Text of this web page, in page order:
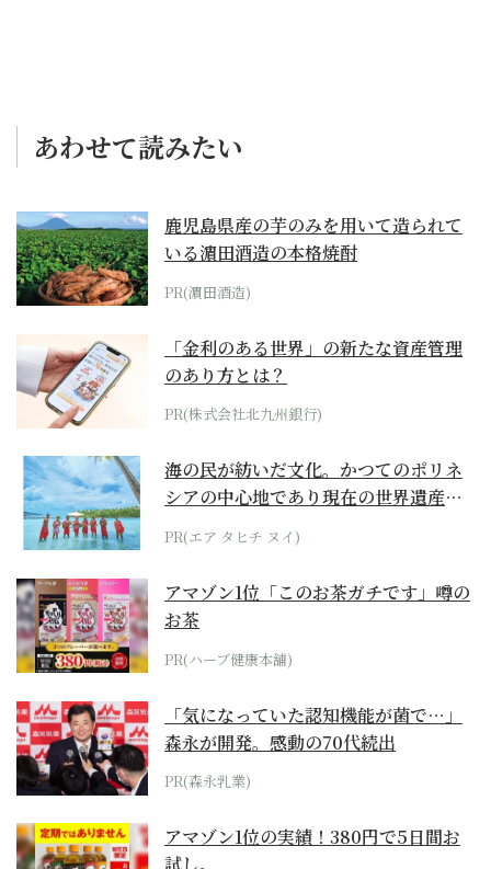
あわせて読みたい
鹿児島県産の芋のみを用いて造られて
いる濵田酒造の本格焼酎
PR(濵田酒造)
「金利のある世界」の新たな資産管理
のあり方とは？
PR(株式会社北九州銀行)
海の民が紡いだ文化。かつてのポリネ
シアの中心地であり現在の世界遺産か
らみえてくる...
PR(エア タヒチ ヌイ)
アマゾン1位「このお茶ガチです」噂の
お茶
PR(ハーブ健康本舗)
「気になっていた認知機能が菌で…」
森永が開発。感動の70代続出
PR(森永乳業)
アマゾン1位の実績！380円で5日間お